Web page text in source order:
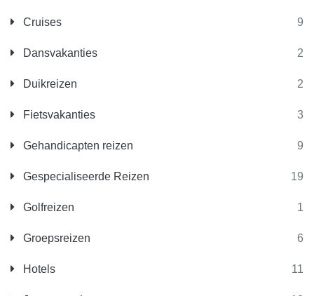
Cruises 9
Dansvakanties 2
Duikreizen 2
Fietsvakanties 3
Gehandicapten reizen 9
Gespecialiseerde Reizen 19
Golfreizen 1
Groepsreizen 6
Hotels 11